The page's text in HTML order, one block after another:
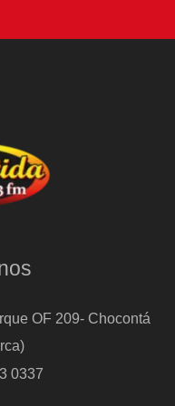
OF 209- Chocontá
0337